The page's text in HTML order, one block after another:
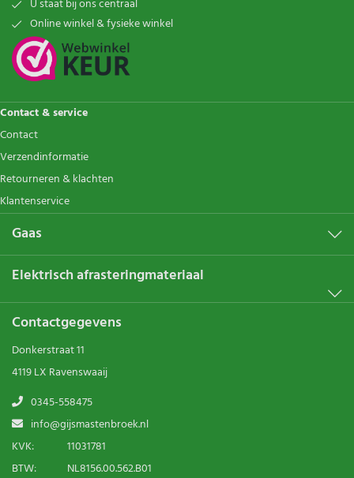
U staat bij ons centraal
Online winkel & fysieke winkel
Contact & service
Contact
Verzendinformatie
Retourneren & klachten
Klantenservice
Gaas
Elektrisch afrasteringmateriaal
Contactgegevens
Donkerstraat 11
4119 LX Ravenswaaij
0345-558475
info@gijsmastenbroek.nl
KVK:
11031781
BTW:
NL8156.00.562.B01